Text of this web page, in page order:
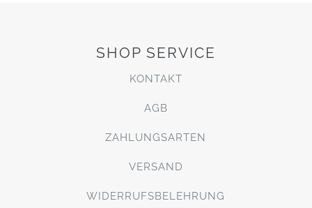
SHOP SERVICE
KONTAKT
AGB
ZAHLUNGSARTEN
VERSAND
WIDERRUFSBELEHRUNG